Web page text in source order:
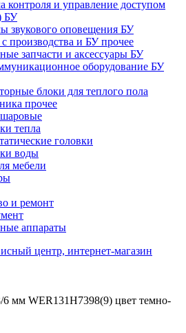
контроля и управление доступом
БУ
звукового оповещения БУ
производства и БУ прочее
запчасти и аксессуары БУ
оборудование БУ
блоки для теплого пола
прочее
тепла
головки
воды
мебели
и ремонт
аппараты
центр, интернет-магазин
6 мм WER131H7398(9) цвет темно-